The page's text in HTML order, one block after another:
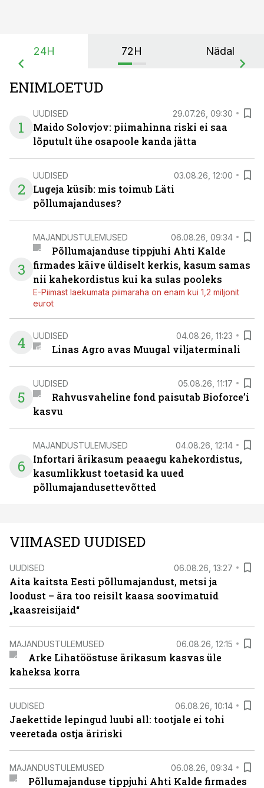
24H 72H Nädal
ENIMLOETUD
1
UUDISED 29.07.26, 09:30
Maido Solovjov: piimahinna riski ei saa
lõputult ühe osapoole kanda jätta
2
UUDISED 03.08.26, 12:00
Lugeja küsib: mis toimub Läti
põllumajanduses?
3
MAJANDUSTULEMUSED 06.08.26, 09:34
Põllumajanduse tippjuhi Ahti Kalde
firmades käive üldiselt kerkis, kasum samas
nii kahekordistus kui ka sulas pooleks
E-Piimast laekumata piimaraha on enam kui 1,2 miljonit
eurot
4 UUDISED 04.08.26, 11:23
Linas Agro avas Muugal viljaterminali
5
UUDISED 05.08.26, 11:17
Rahvusvaheline fond paisutab Bioforce’i
kasvu
6
MAJANDUSTULEMUSED 04.08.26, 12:14
Infortari ärikasum peaaegu kahekordistus,
kasumlikkust toetasid ka uued
põllumajandusettevõtted
VIIMASED UUDISED
UUDISED 06.08.26, 13:27
Aita kaitsta Eesti põllumajandust, metsi ja
loodust – ära too reisilt kaasa soovimatuid
„kaasreisijaid“
MAJANDUSTULEMUSED 06.08.26, 12:15
Arke Lihatööstuse ärikasum kasvas üle
kaheksa korra
UUDISED 06.08.26, 10:14
Jaekettide lepingud luubi all: tootjale ei tohi
veeretada ostja äririski
MAJANDUSTULEMUSED 06.08.26, 09:34
Põllumajanduse tippjuhi Ahti Kalde firmades